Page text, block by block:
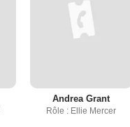
Andrea Grant
Rôle : Ellie Mercer